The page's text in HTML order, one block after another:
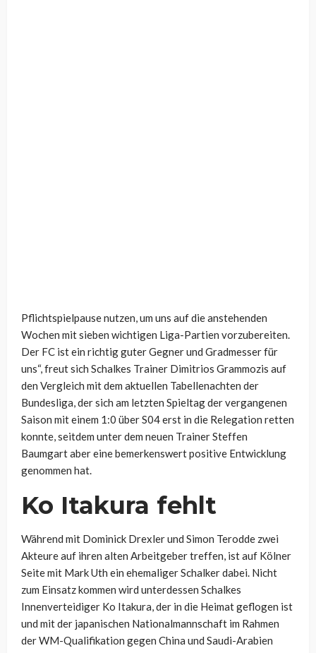
Pflichtspielpause nutzen, um uns auf die anstehenden
Wochen mit sieben wichtigen Liga-Partien vorzubereiten.
Der FC ist ein richtig guter Gegner und Gradmesser für
uns“, freut sich Schalkes Trainer Dimitrios Grammozis auf
den Vergleich mit dem aktuellen Tabellenachten der
Bundesliga, der sich am letzten Spieltag der vergangenen
Saison mit einem 1:0 über S04 erst in die Relegation retten
konnte, seitdem unter dem neuen Trainer Steffen
Baumgart aber eine bemerkenswert positive Entwicklung
genommen hat.
Ko Itakura fehlt
Während mit Dominick Drexler und Simon Terodde zwei
Akteure auf ihren alten Arbeitgeber treffen, ist auf Kölner
Seite mit Mark Uth ein ehemaliger Schalker dabei. Nicht
zum Einsatz kommen wird unterdessen Schalkes
Innenverteidiger Ko Itakura, der in die Heimat geflogen ist
und mit der japanischen Nationalmannschaft im Rahmen
der WM-Qualifikation gegen China und Saudi-Arabien